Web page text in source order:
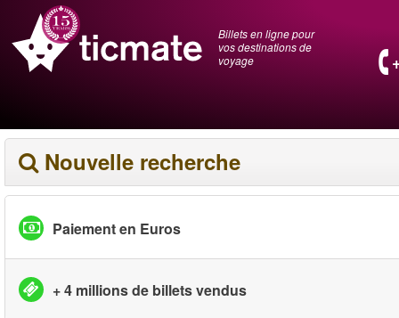
Billets en ligne pour
vos destinations de
voyage
Nouvelle recherche
Paiement en Euros
+ 4 millions de billets vendus